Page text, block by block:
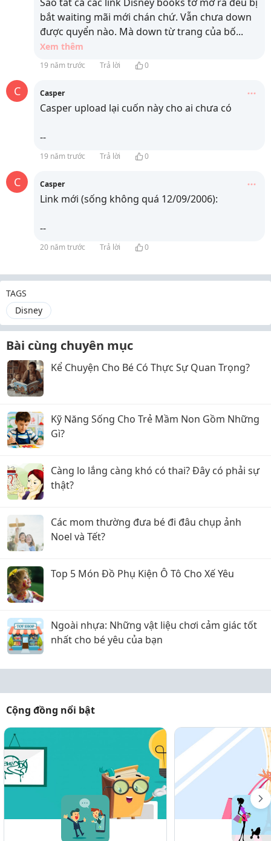
bắt waiting mãi mới chán chứ. Vẫn chưa down
được quyển nào. Mà down từ trang của bố...
Xem thêm
19 năm trước Trả lời 0
C Casper
Casper upload lại cuốn này cho ai chưa có
--
19 năm trước Trả lời 0
C Casper
Link mới (sống không quá 12/09/2006):
--
20 năm trước Trả lời 0
TAGS
Disney
Bài cùng chuyên mục
Kể Chuyện Cho Bé Có Thực Sự Quan Trọng?
Kỹ Năng Sống Cho Trẻ Mầm Non Gồm Những
Gì?
Càng lo lắng càng khó có thai? Đây có phải sự
thật?
Các mom thường đưa bé đi đâu chụp ảnh
Noel và Tết?
Top 5 Món Đồ Phụ Kiện Ô Tô Cho Xế Yêu
Ngoài nhựa: Những vật liệu chơi cảm giác tốt
nhất cho bé yêu của bạn
Cộng đồng nổi bật